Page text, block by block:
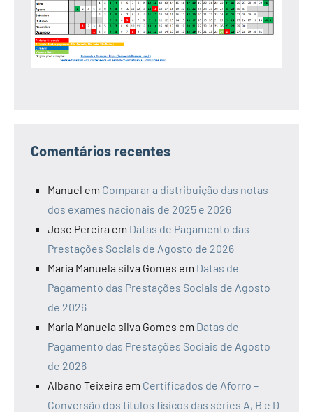
Comentários recentes
Manuel em Comparar a distribuição das notas
dos exames nacionais de 2025 e 2026
Jose Pereira em Datas de Pagamento das
Prestações Sociais de Agosto de 2026
Maria Manuela silva Gomes em Datas de
Pagamento das Prestações Sociais de Agosto
de 2026
Maria Manuela silva Gomes em Datas de
Pagamento das Prestações Sociais de Agosto
de 2026
Albano Teixeira em Certificados de Aforro –
Conversão dos títulos físicos das séries A, B e D